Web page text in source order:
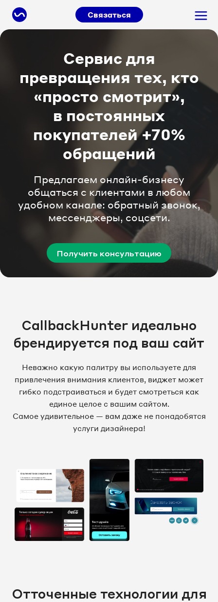
Связаться
Сервис для
превращения тех, кто
«просто смотрит»,
в постоянных
покупателей +70%
обращений
Предлагаем онлайн-бизнесу
общаться с клиентами в любом
удобном канале: обратный звонок,
мессенджеры, соцсети.
Получить консультацию
CallbackHunter идеально
брендируется под ваш сайт
Неважно какую палитру вы используете для
привлечения внимания клиентов, виджет может
гибко подстраиваться и будет смотреться как
единое целое с вашим сайтом.
Самое удивительное — вам даже не понадобятся
услуги дизайнера!
Отточенные технологии для